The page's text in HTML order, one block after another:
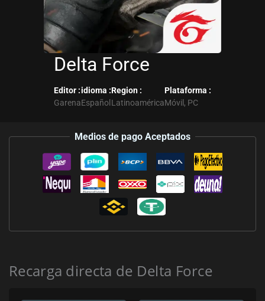
Delta Force
Editor :
Garena
idioma :
Español
Region :
Latinoamérica
Plataforma :
Móvil, PC
Medios de pago Aceptados
Recarga directa de Delta Force